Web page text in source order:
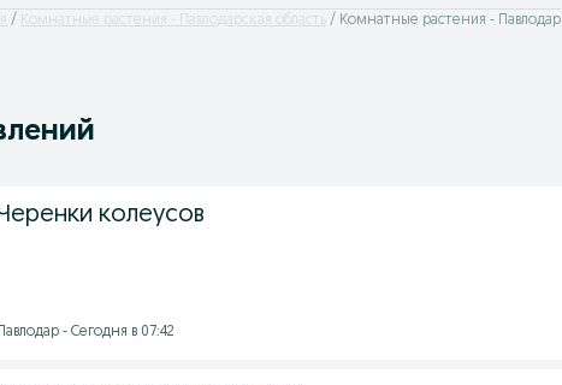
Комнатные растения - Павлодарская область Комнатные растения - Павлодар
колеусов
Павлодар - Сегодня в 07:42